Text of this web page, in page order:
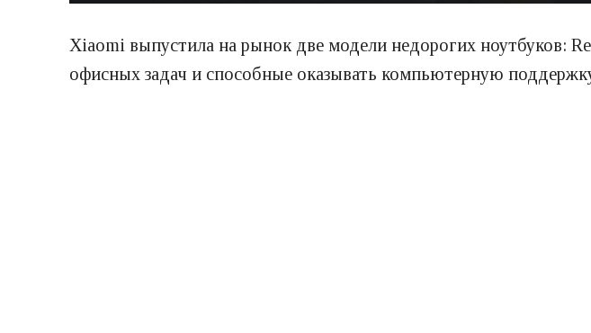
Xiaomi выпустила на рынок две модели недорогих ноутбуков:
офисных задач и способные оказывать компьютерную